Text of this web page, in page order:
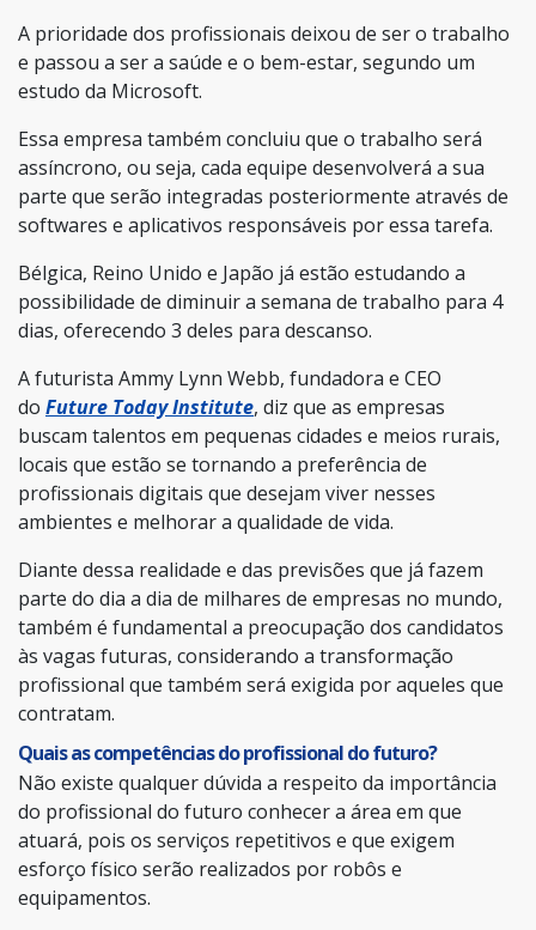
A prioridade dos profissionais deixou de ser o trabalho
e passou a ser a saúde e o bem-estar, segundo um
estudo da Microsoft.
Essa empresa também concluiu que o trabalho será
assíncrono, ou seja, cada equipe desenvolverá a sua
parte que serão integradas posteriormente através de
softwares e aplicativos responsáveis por essa tarefa.
Bélgica, Reino Unido e Japão já estão estudando a
possibilidade de diminuir a semana de trabalho para 4
dias, oferecendo 3 deles para descanso.
A futurista Ammy Lynn Webb, fundadora e CEO
do Future Today Institute, diz que as empresas
buscam talentos em pequenas cidades e meios rurais,
locais que estão se tornando a preferência de
profissionais digitais que desejam viver nesses
ambientes e melhorar a qualidade de vida.
Diante dessa realidade e das previsões que já fazem
parte do dia a dia de milhares de empresas no mundo,
também é fundamental a preocupação dos candidatos
às vagas futuras, considerando a transformação
profissional que também será exigida por aqueles que
contratam.
Quais as competências do profissional do futuro?
Não existe qualquer dúvida a respeito da importância
do profissional do futuro conhecer a área em que
atuará, pois os serviços repetitivos e que exigem
esforço físico serão realizados por robôs e
equipamentos.